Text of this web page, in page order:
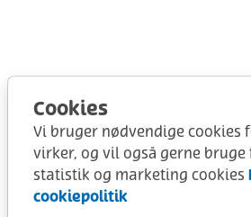
Cookies
Vi bruger nødvendige cookies
virker, og vil også gerne
statistik og marketing cookies
cookiepolitik